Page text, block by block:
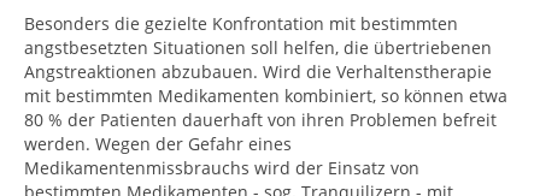
Besonders die gezielte Konfrontation mit bestimmten
angstbesetzten Situationen soll helfen, die übertriebenen
Angstreaktionen abzubauen. Wird die Verhaltenstherapie
mit bestimmten Medikamenten kombiniert, so können etwa
80 % der Patienten dauerhaft von ihren Problemen befreit
werden. Wegen der Gefahr eines
Medikamentenmissbrauchs wird der Einsatz von